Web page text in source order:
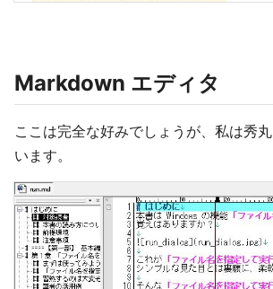
Markdown エディタ
ここは完全な好みでしょうが、私は秀
います。